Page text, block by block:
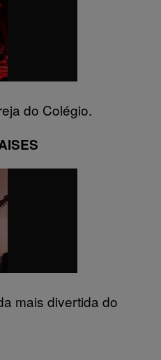
do Colégio.
mais divertida do